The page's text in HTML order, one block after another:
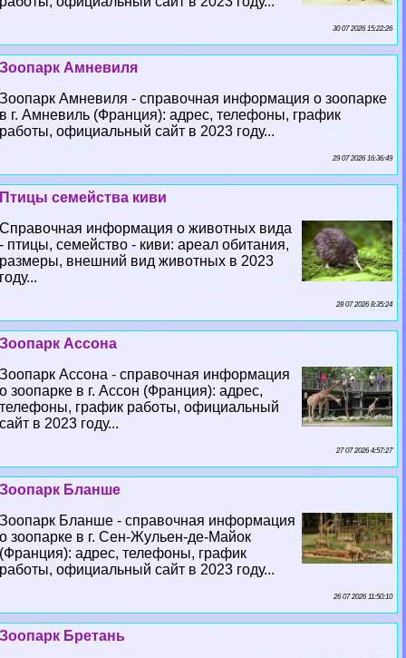
30 07 2026 15:22:26
Зоопарк Амневиля
Зоопарк Амневиля - справочная информация о зоопарке
в г. Амневиль (Франция): адрес, телефоны, график
работы, официальный сайт в 2023 году...
29 07 2026 16:36:49
Птицы семейства киви
Справочная информация о животных вида
- птицы, семейство - киви: ареал обитания,
размеры, внешний вид животных в 2023
году...
28 07 2026 8:35:24
Зоопарк Ассона
Зоопарк Ассона - справочная информация
о зоопарке в г. Ассон (Франция): адрес,
телефоны, график работы, официальный
сайт в 2023 году...
27 07 2026 4:57:27
Зоопарк Бланше
Зоопарк Бланше - справочная информация
о зоопарке в г. Сен-Жульен-де-Майок
(Франция): адрес, телефоны, график
работы, официальный сайт в 2023 году...
26 07 2026 11:50:10
Зоопарк Бретань